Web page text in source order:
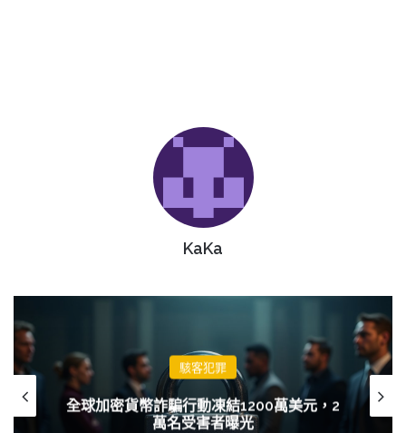
KaKa
駭客犯罪
全球加密貨幣詐騙行動凍結1200萬美元，2
萬名受害者曝光